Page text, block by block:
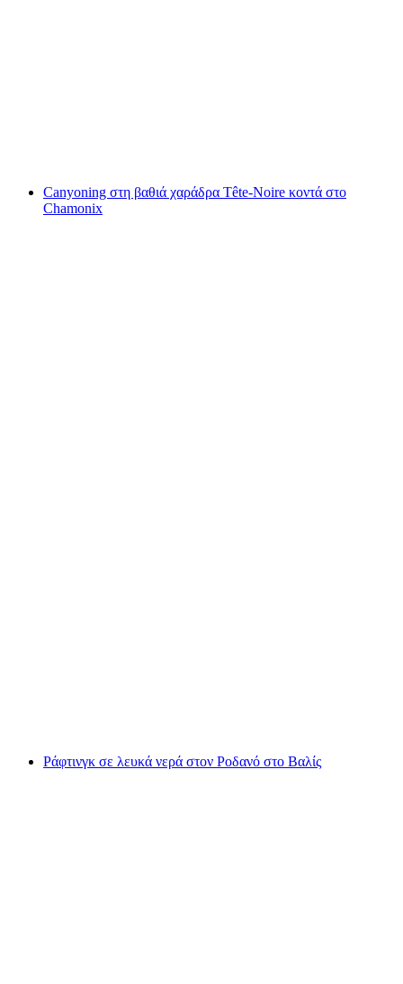
Canyoning στη βαθιά χαράδρα Tête-Noire κοντά στο
Chamonix
Ράφτινγκ σε λευκά νερά στον Ροδανό στο Βαλίς